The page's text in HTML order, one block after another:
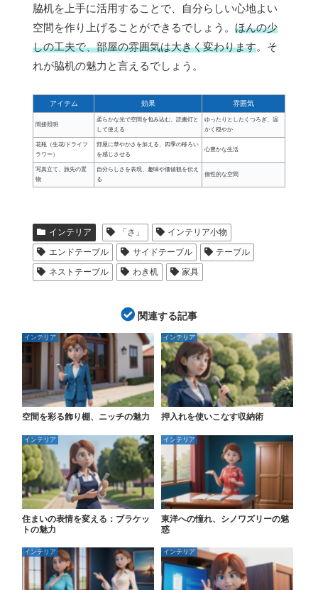
脇机を上手に活用することで、自分らしい心地よい
空間を作り上げることができるでしょう。 ほんの少
しの工夫で、部屋の雰囲気は大きく変わります。そ
れが脇机の魅力と言えるでしょう。
アイテム 効果 雰囲気
間接照明
柔らかな光で空間を包み込む、読書灯と
して使える
ゆったりとしたくつろぎ、温
かく穏やか
花瓶（生花/ドライフ
ラワー）
部屋に華やかさを加える、四季の移ろい
を感じさせる
心豊かな生活
写真立て、旅先の置
物
自分らしさを表現、趣味や価値観を伝え
る
個性的な空間
インテリア 「さ」
インテリア小物
エンドテーブル
サイドテーブル
テーブル
ネストテーブル
わき机 家具
関連する記事
インテリア
空間を彩る飾り棚、ニッチの魅力
インテリア
押入れを使いこなす収納術
インテリア
住まいの表情を変える：ブラケッ
トの魅力
インテリア
東洋への憧れ、シノワズリーの魅
惑
インテリア インテリア